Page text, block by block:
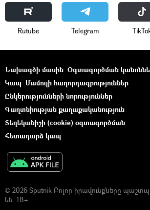
Rutube Telegram
Նախագծի մասին Օգտագործման
Կապ Մամուլի հաղորդագրություններ
Ընկերությունների նորություններ
Գաղտնիության քաղաքականություն
Տեղեկանիշի (cookie) օգտագործման
Հետադարձ կապ
© 2026 Sputnik Բոլոր իրավունքները
են. 18+